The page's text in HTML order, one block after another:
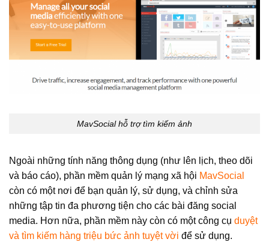
MavSocial hỗ trợ tìm kiếm ảnh
Ngoài những tính năng thông dụng (như lên lịch, theo dõi
và báo cáo), phần mềm quản lý mạng xã hội MavSocial
còn có một nơi để bạn quản lý, sử dụng, và chỉnh sửa
những tập tin đa phương tiện cho các bài đăng social
media. Hơn nữa, phần mềm này còn có một công cụ duyệt
và tìm kiếm hàng triệu bức ảnh tuyệt vời để sử dụng.